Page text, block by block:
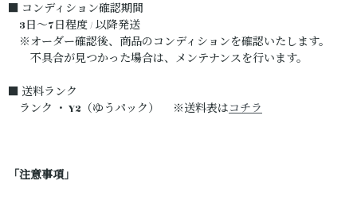
■ コンディション確認期間
3日～7日程度 / 以降発送
※オーダー確認後、商品のコンディションを確認いたします。
不具合が見つかった場合は、メンテナンスを行います。
■ 送料ランク
ランク ・ Y2（ゆうパック） ※送料表はコチラ
「注意事項」